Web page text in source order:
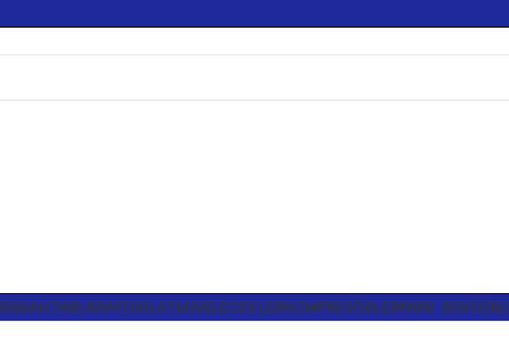
ANAHTARLARAYDINLATMASILECEKLERKOMPRESÖRLERPARK